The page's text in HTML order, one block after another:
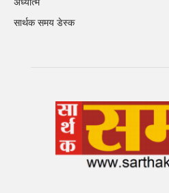
सार्थक समय डेस्क